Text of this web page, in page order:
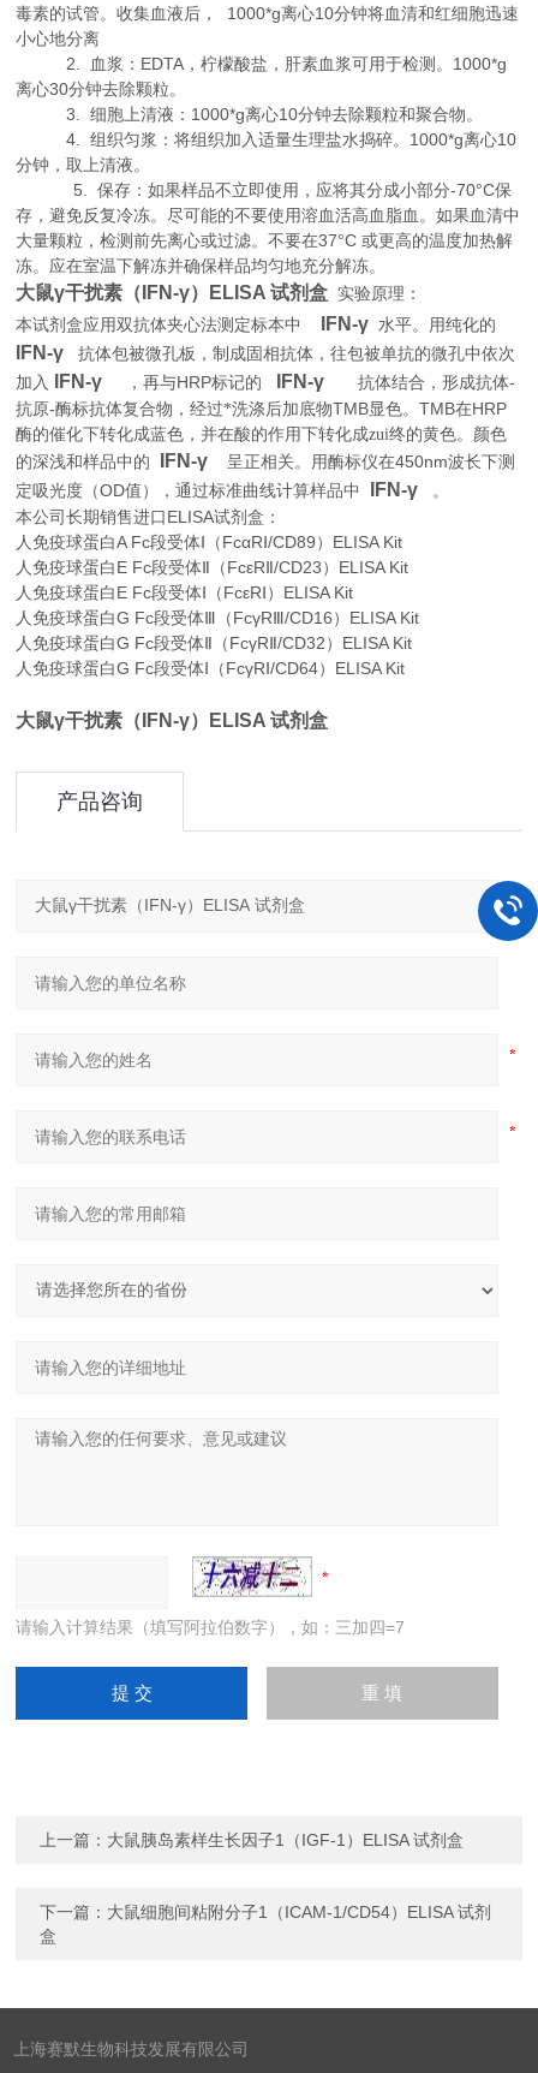
毒素的试管。收集血液后， 1000*g离心10分钟将血清和红细胞迅速
小心地分离
2. 血浆：EDTA，柠檬酸盐，肝素血浆可用于检测。1000*g
离心30分钟去除颗粒。
3. 细胞上清液：1000*g离心10分钟去除颗粒和聚合物。
4. 组织匀浆：将组织加入适量生理盐水捣碎。1000*g离心10
分钟，取上清液。
5. 保存：如果样品不立即使用，应将其分成小部分-70°C保
存，避免反复冷冻。尽可能的不要使用溶血活高血脂血。如果血清中
大量颗粒，检测前先离心或过滤。不要在37°C 或更高的温度加热解
冻。应在室温下解冻并确保样品均匀地充分解冻。
大鼠γ干扰素（IFN-γ）ELISA 试剂盒 实验原理 ：
本试剂盒应用双抗体夹心法测定标本中
IFN-γ 水平。用纯化的
IFN-γ
抗体包被微孔板，制成固相抗体，往包被单抗的微孔中依次
加入
IFN-γ ，再与HRP标记的 IFN-γ 抗体结合，形成抗体-
抗原-酶标抗体复合物，经过*洗涤后加底物TMB显色。TMB在HRP
酶的催化下转化成蓝色，并在酸的作用下转化成zui终的黄色。颜色
的深浅和样品中的
IFN-γ 呈正相关。用酶标仪在450nm波长下测
定吸光度（OD值），通过标准曲线计算样品中 IFN-γ
。
本公司长期销售进口ELISA试剂盒：
人免疫球蛋白A Fc段受体Ⅰ（FcαRⅠ/CD89）ELISA Kit
人免疫球蛋白E Fc段受体Ⅱ（FcεRⅡ/CD23）ELISA Kit
人免疫球蛋白E Fc段受体Ⅰ（FcεRⅠ）ELISA Kit
人免疫球蛋白G Fc段受体Ⅲ（FcγRⅢ/CD16）ELISA Kit
人免疫球蛋白G Fc段受体Ⅱ（FcγRⅡ/CD32）ELISA Kit
人免疫球蛋白G Fc段受体Ⅰ（FcγRⅠ/CD64）ELISA Kit
大鼠γ干扰素（IFN-γ）ELISA 试剂盒
产品咨询
请输入计算结果（填写阿拉伯数字），如：三加四=7
上一篇： 大鼠胰岛素样生长因子1（IGF-1）ELISA 试剂盒
下一篇： 大鼠细胞间粘附分子1（ICAM-1/CD54）ELISA 试剂
盒
上海赛默生物科技发展有限公司